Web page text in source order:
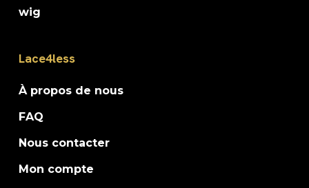
wig
Lace4less
À propos de nous
FAQ
Nous contacter
Mon compte